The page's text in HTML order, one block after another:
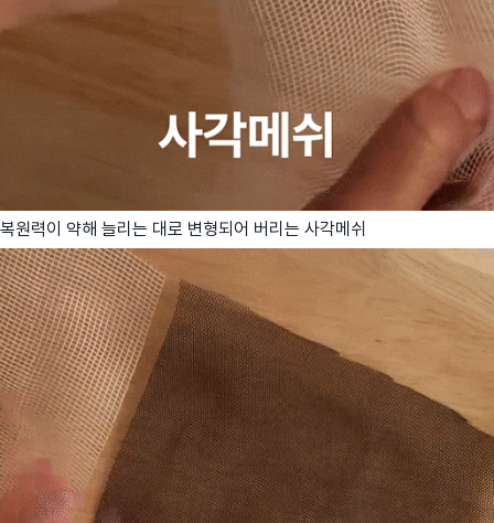
복원력이 약해 늘리는 대로 변형되어 버리는 사각메쉬